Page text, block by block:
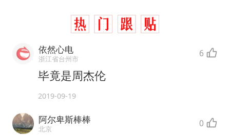
依然心电
浙江省台州市 6
毕竟是周杰伦
2019-09-19
阿尔卑斯棒棒
北京 0